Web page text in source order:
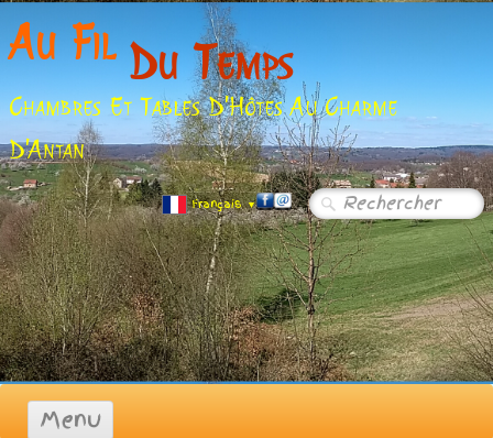
Au FilDu Temps
Chambres Et Tables D'Hôtes Au Charme
D'Antan
Français▼
Menu